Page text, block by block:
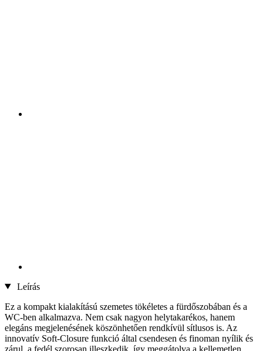
Leírás
Ez a kompakt kialakítású szemetes tökéletes a fürdőszobában és a
WC-ben alkalmazva. Nem csak nagyon helytakarékos, hanem
elegáns megjelenésének köszönhetően rendkívül sítlusos is. Az
innovatív Soft-Closure funkció által csendesen és finoman nyílik és
zárul, a fedél szorosan illeszkedik, így meggátolva a kellemetlen